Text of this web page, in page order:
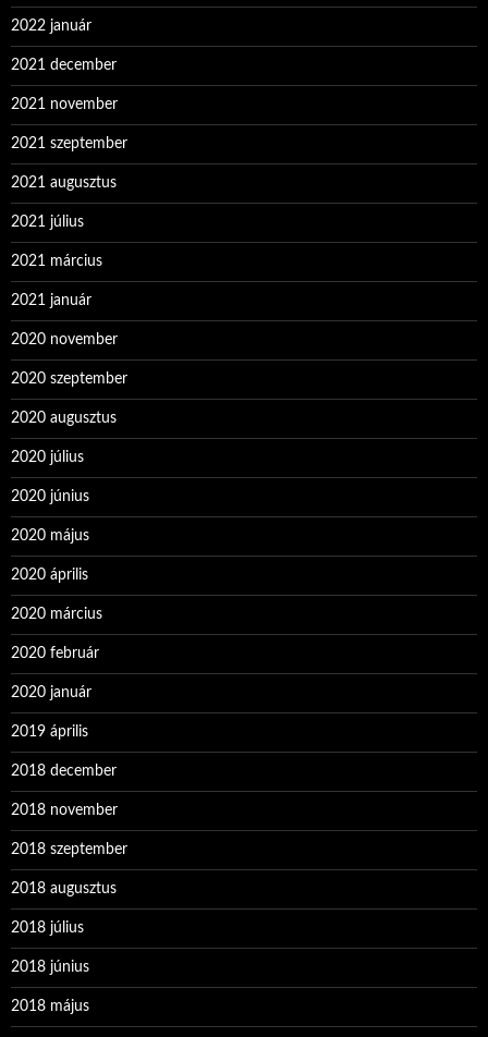
2022 január
2021 december
2021 november
2021 szeptember
2021 augusztus
2021 július
2021 március
2021 január
2020 november
2020 szeptember
2020 augusztus
2020 július
2020 június
2020 május
2020 április
2020 március
2020 február
2020 január
2019 április
2018 december
2018 november
2018 szeptember
2018 augusztus
2018 július
2018 június
2018 május